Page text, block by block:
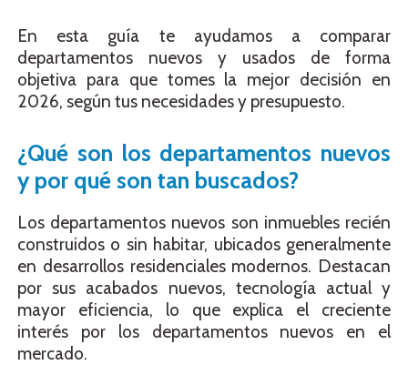
En esta guía te ayudamos a comparar
departamentos nuevos y usados de forma
objetiva para que tomes la mejor decisión en
2026, según tus necesidades y presupuesto.
¿Qué son los departamentos nuevos
y por qué son tan buscados?
Los departamentos nuevos son inmuebles recién
construidos o sin habitar, ubicados generalmente
en desarrollos residenciales modernos. Destacan
por sus acabados nuevos, tecnología actual y
mayor eficiencia, lo que explica el creciente
interés por los departamentos nuevos en el
mercado.